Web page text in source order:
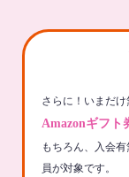
さらに！いまだ
Amazonギフト
もちろん、入会
員が対象です。